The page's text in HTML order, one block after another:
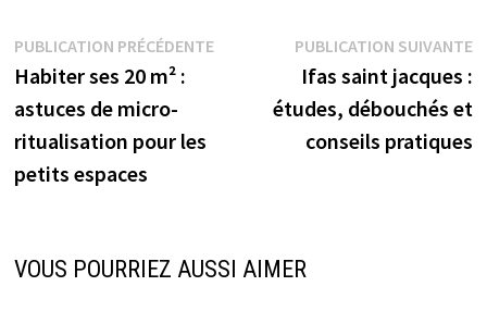
Navigation
de
l’article
PUBLICATION PRÉCÉDENTEPublication
précédente :
Habiter ses 20 m² :
astuces de micro-
ritualisation pour les
petits espaces
PUBLICATION SUIVANTE
Ifas saint jacques :
études, débouchés et
conseils pratiques
VOUS POURRIEZ AUSSI AIMER